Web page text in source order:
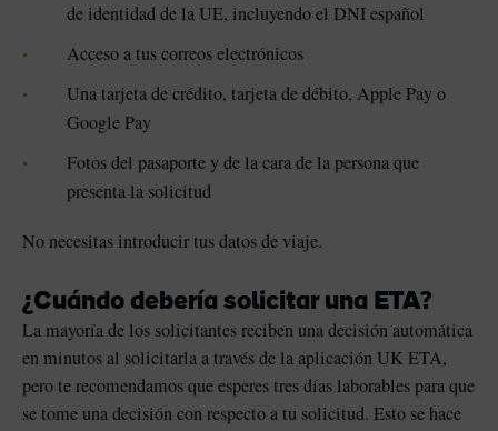
de identidad de la UE, incluyendo el DNI español
Acceso a tus correos electrónicos
Una tarjeta de crédito, tarjeta de débito, Apple Pay o
Google Pay
Fotos del pasaporte y de la cara de la persona que
presenta la solicitud
No necesitas introducir tus datos de viaje.
¿Cuándo debería solicitar una ETA?
La mayoría de los solicitantes reciben una decisión automática
en minutos al solicitarla a través de la aplicación UK ETA,
pero te recomendamos que esperes tres días laborables para que
se tome una decisión con respecto a tu solicitud. Esto se hace